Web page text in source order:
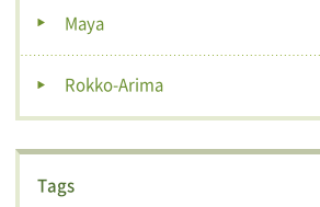
Maya
Rokko-Arima
Tags